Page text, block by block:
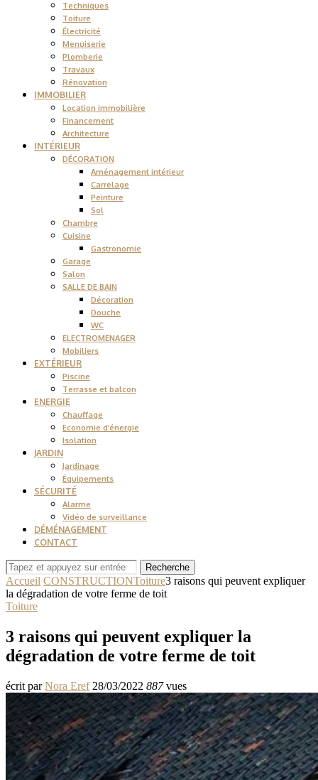
Techniques
Toiture
Électricité
Menuiserie
Plomberie
Travaux
Rénovation
IMMOBILIER
Location immobilière
Financement
Architecture
INTÉRIEUR
DÉCORATION
Aménagement intérieur
Carrelage
Peinture
Sol
Chambre
Cuisine
Gastronomie
Garage
Salon
SALLE DE BAIN
Décoration
Douche
WC
ELECTROMENAGER
Mobiliers
EXTÉRIEUR
Piscine
Terrasse et balcon
ENERGIE
Chauffage
Economie d’énergie
Isolation
JARDIN
Jardinage
Équipements
SÉCURITÉ
Alarme
Vidéo de surveillance
DÉMÉNAGEMENT
CONTACT
Recherche
Accueil CONSTRUCTIONToiture3 raisons qui peuvent expliquer
la dégradation de votre ferme de toit
Toiture
3 raisons qui peuvent expliquer la
dégradation de votre ferme de toit
écrit parNora Eref 28/03/2022 887vues